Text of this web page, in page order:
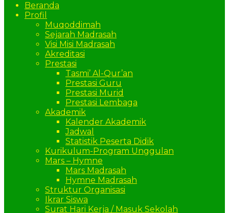
Beranda
Profil
Muqoddimah
Sejarah Madrasah
Visi Misi Madrasah
Akreditasi
Prestasi
Tasmi’ Al-Qur’an
Prestasi Guru
Prestasi Murid
Prestasi Lembaga
Akademik
Kalender Akademik
Jadwal
Statistik Peserta Didik
Kurikulum-Program Unggulan
Mars – Hymne
Mars Madrasah
Hymne Madrasah
Struktur Organisasi
Ikrar Siswa
Surat Hari Kerja / Masuk Sekolah